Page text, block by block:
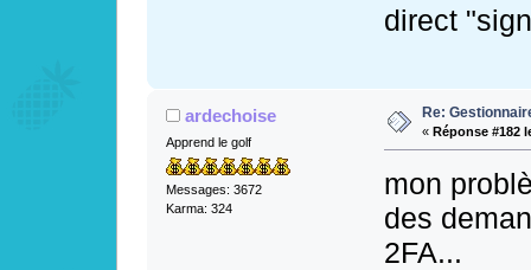
direct
ardechoise
Apprend le golf
Messages: 3672
Karma: 324
Re:
« Réponse #182
mon
des
2FA...